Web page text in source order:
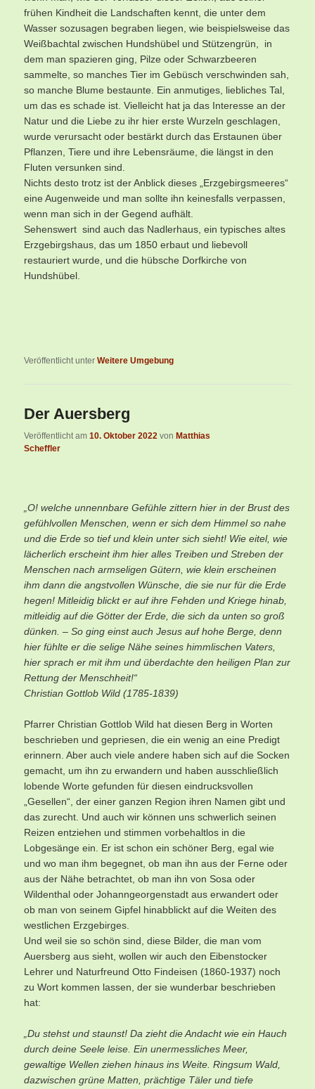
frühen Kindheit die Landschaften kennt, die unter dem
Wasser sozusagen begraben liegen, wie beispielsweise das
Weißbachtal zwischen Hundshübel und Stützengrün, in
dem man spazieren ging, Pilze oder Schwarzbeeren
sammelte, so manches Tier im Gebüsch verschwinden sah,
so manche Blume bestaunte. Ein anmutiges, liebliches Tal,
um das es schade ist. Vielleicht hat ja das Interesse an der
Natur und die Liebe zu ihr hier erste Wurzeln geschlagen,
wurde verursacht oder bestärkt durch das Erstaunen über
Pflanzen, Tiere und ihre Lebensräume, die längst in den
Fluten versunken sind.
Nichts desto trotz ist der Anblick dieses „Erzgebirgsmeeres“
eine Augenweide und man sollte ihn keinesfalls verpassen,
wenn man sich in der Gegend aufhält.
Sehenswert sind auch das Nadlerhaus, ein typisches altes
Erzgebirgshaus, das um 1850 erbaut und liebevoll
restauriert wurde, und die hübsche Dorfkirche von
Hundshübel.
Veröffentlicht unter Weitere Umgebung
Der Auersberg
Veröffentlicht am10. Oktober 2022 von Matthias
Scheffler
„O! welche unnennbare Gefühle zittern hier in der Brust des
gefühlvollen Menschen, wenn er sich dem Himmel so nahe
und die Erde so tief und klein unter sich sieht! Wie eitel, wie
lächerlich erscheint ihm hier alles Treiben und Streben der
Menschen nach armseligen Gütern, wie klein erscheinen
ihm dann die angstvollen Wünsche, die sie nur für die Erde
hegen! Mitleidig blickt er auf ihre Fehden und Kriege hinab,
mitleidig auf die Götter der Erde, die sich da unten so groß
dünken. – So ging einst auch Jesus auf hohe Berge, denn
hier fühlte er die selige Nähe seines himmlischen Vaters,
hier sprach er mit ihm und überdachte den heiligen Plan zur
Rettung der Menschheit!“
Christian Gottlob Wild (1785-1839)
Pfarrer Christian Gottlob Wild hat diesen Berg in Worten
beschrieben und gepriesen, die ein wenig an eine Predigt
erinnern. Aber auch viele andere haben sich auf die Socken
gemacht, um ihn zu erwandern und haben ausschließlich
lobende Worte gefunden für diesen eindrucksvollen
„Gesellen“, der einer ganzen Region ihren Namen gibt und
das zurecht. Und auch wir können uns schwerlich seinen
Reizen entziehen und stimmen vorbehaltlos in die
Lobgesänge ein. Er ist schon ein schöner Berg, egal wie
und wo man ihm begegnet, ob man ihn aus der Ferne oder
aus der Nähe betrachtet, ob man ihn von Sosa oder
Wildenthal oder Johanngeorgenstadt aus erwandert oder
ob man von seinem Gipfel hinabblickt auf die Weiten des
westlichen Erzgebirges.
Und weil sie so schön sind, diese Bilder, die man vom
Auersberg aus sieht, wollen wir auch den Eibenstocker
Lehrer und Naturfreund Otto Findeisen (1860-1937) noch
zu Wort kommen lassen, der sie wunderbar beschrieben
hat:
„Du stehst und staunst! Da zieht die Andacht wie ein Hauch
durch deine Seele leise. Ein unermessliches Meer,
gewaltige Wellen ziehen hinaus ins Weite. Ringsum Wald,
dazwischen grüne Matten, prächtige Täler und tiefe